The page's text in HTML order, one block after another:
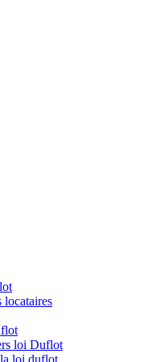
locataires
loi Duflot
loi duflot